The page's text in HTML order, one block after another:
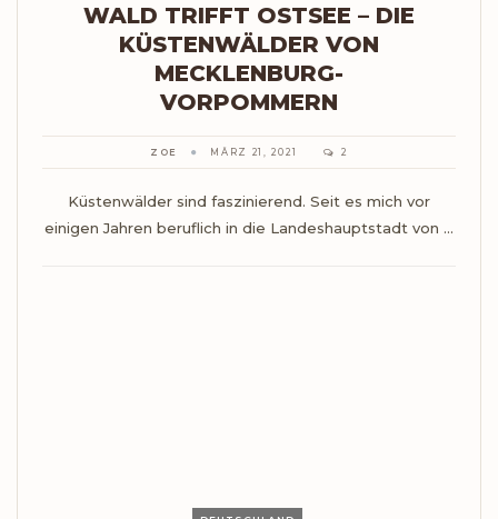
WALD TRIFFT OSTSEE – DIE
KÜSTENWÄLDER VON
MECKLENBURG-
VORPOMMERN
ZOE MÄRZ 21, 2021 2
Küstenwälder sind faszinierend. Seit es mich vor
einigen Jahren beruflich in die Landeshauptstadt von ...